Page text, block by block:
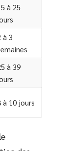
à 25
à 3
à 39
à 10 jours